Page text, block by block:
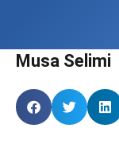
Musa Selimi